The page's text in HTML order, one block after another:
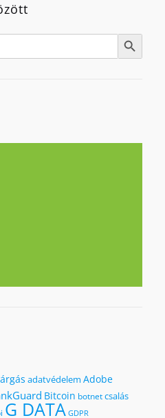
Search Button
adatvédelem Adobe
Bitcoin botnetcsalás
G DATA GDPR